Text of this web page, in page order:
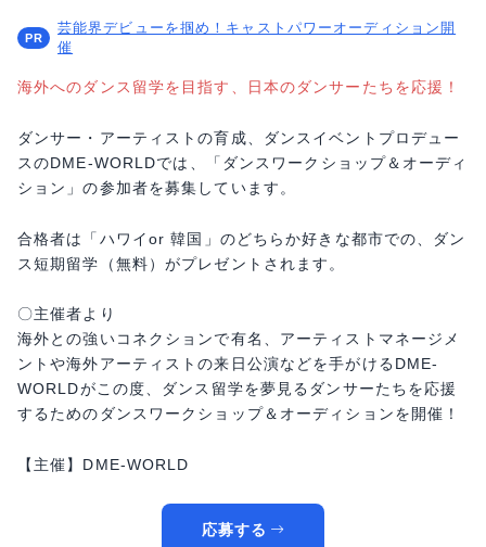
芸能界デビューを掴め！キャストパワーオーディション開
催
海外へのダンス留学を目指す、日本のダンサーたちを応援！
ダンサー・アーティストの育成、ダンスイベントプロデュー
スのDME-WORLDでは、「ダンスワークショップ＆オーディ
ション」の参加者を募集しています。
合格者は「ハワイor 韓国」のどちらか好きな都市での、ダン
ス短期留学（無料）がプレゼントされます。
〇主催者より
海外との強いコネクションで有名、アーティストマネージメ
ントや海外アーティストの来日公演などを手がけるDME-
WORLDがこの度、ダンス留学を夢見るダンサーたちを応援
するためのダンスワークショップ＆オーディションを開催！
【主催】DME-WORLD
応募する